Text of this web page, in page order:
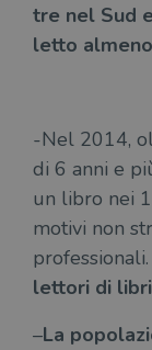
tre nel Sud
letto
-Nel 2014,
di 6 anni e
un libro nei
motivi non
professionali.
lettori di
–La